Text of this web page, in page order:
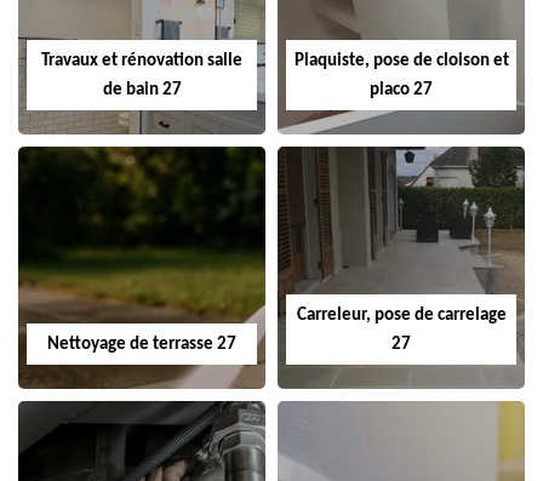
Travaux et rénovation salle
de bain 27
Plaquiste, pose de cloison et
placo 27
Nettoyage de terrasse 27
Carreleur, pose de carrelage
27